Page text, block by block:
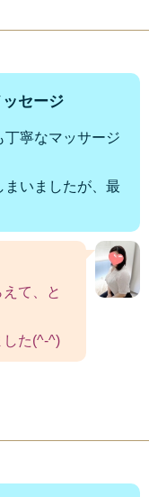
セージ
丁寧なマッサージ
いましたが、最
て、と
した(^-^)